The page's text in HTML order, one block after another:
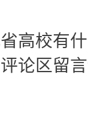
高校有什
论区留言